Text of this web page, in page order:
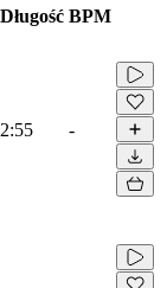
Długość BPM
2:55 -